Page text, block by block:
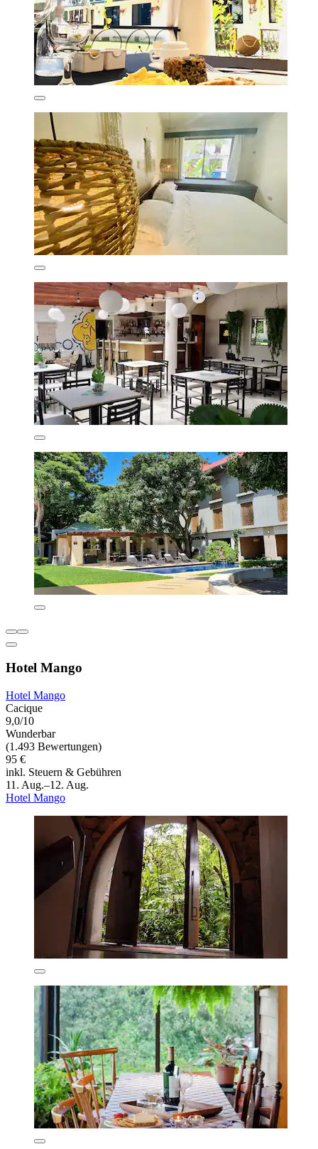
Hotel Mango
Hotel Mango
Cacique
9,0/10
Wunderbar
(1.493 Bewertungen)
95 €
inkl. Steuern & Gebühren
11. Aug.–12. Aug.
Hotel Mango